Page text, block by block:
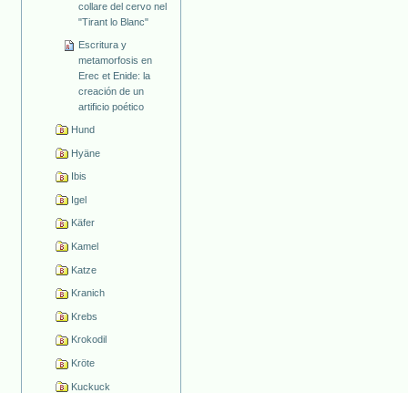
collare del cervo nel
"Tirant lo Blanc"
Escritura y
metamorfosis en
Erec et Enide: la
creación de un
artificio poético
Hund
Hyäne
Ibis
Igel
Käfer
Kamel
Katze
Kranich
Krebs
Krokodil
Kröte
Kuckuck